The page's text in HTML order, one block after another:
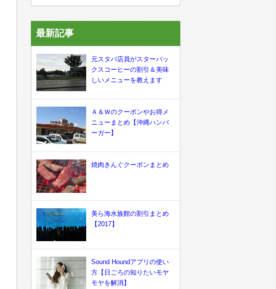
最新記事
元スタバ店員がスターバッ
クスコーヒーの割引＆美味
しいメニューを教えます
Ａ＆Ｗのクーポンやお得メ
ニューまとめ【沖縄ハンバ
ーガー】
焼肉きんぐクーポンまとめ
美ら海水族館の割引まとめ
【2017】
Sound Houndアプリの使い
方【日ごろの知りたいモヤ
モヤを解消】